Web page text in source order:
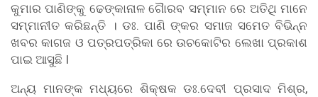
କୁମାର ପାଣିଙ୍କୁ ଢେଙ୍କାନାଳ ଗୈାରବ ସମ୍ମାନ ରେ ଅତିଥି ମାନେ
ସମ୍ମାନୀତ କରିଛନ୍ତି । ଡଃ. ପାଣି ଙ୍କର ସମାଜ ସମେତ ବିଭିନ୍ନ
ଖବର କାଗଜ ଓ ପତ୍ରପତ୍ରିକା ରେ ଉଚକୋଟିର ଲେଖା ପ୍ରକାଶ
ପାଇ ଆସୁଛି I
ଅନ୍ୟ ମାନଙ୍କ ମଧ୍ୟରେ ଶିକ୍ଷକ ଡଃ.ଦେବୀ ପ୍ରସାଦ ମିଶ୍ର,